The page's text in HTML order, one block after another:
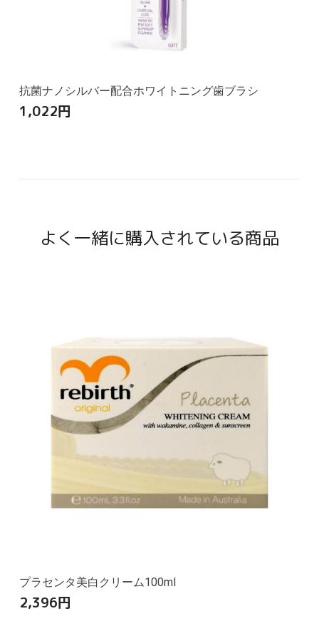
抗菌ナノシルバー配合ホワイトニング歯ブラシ
1,022円
よく一緒に購入されている商品
プラセンタ美白クリーム100ml
2,396円